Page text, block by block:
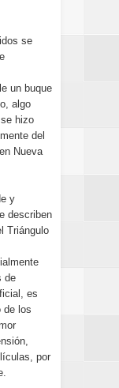
se
un buque
algo
hizo
del
Nueva
y
describen
Triángulo
de
es
de los
por